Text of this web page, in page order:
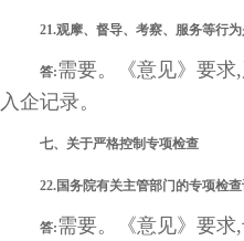
21.观摩、督导、考察、服务等行
答:需要。《意见》要
入企记录。
七、关于严格控制专项检查
22.国务院有关主管部门的专项检
答:需要。《意见》要